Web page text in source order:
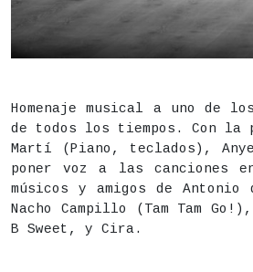
Finalizado
Martes 28 de julio, 22h
Duración aproximada: 120
Actividad para todos los
Homenaje musical a uno de
de todos los tiempos. Con
Martí (Piano, teclados),
poner voz a las canciones
músicos y amigos de Antonio
Nacho Campillo (Tam Tam
B Sweet, y Cira.